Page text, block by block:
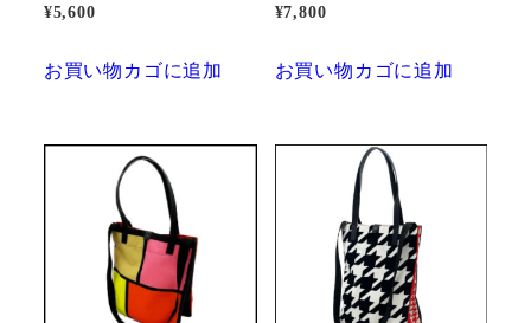
¥5,600
お買い物カゴに追加
¥7,800
お買い物カゴに追加